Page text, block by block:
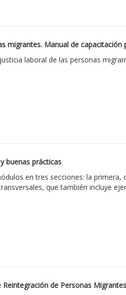
migrantes. Manual de capacitación
laboral de las personas
buenas prácticas
en tres secciones: la
que también incluye
de Personas